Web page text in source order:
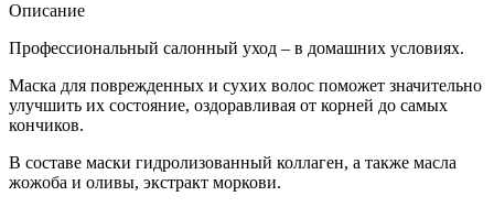
Описание
Профессиональный салонный уход – в домашних условиях.
Маска для поврежденных и сухих волос поможет значительно
улучшить их состояние, оздоравливая от корней до самых
кончиков.
В составе маски гидролизованный коллаген, а также масла
жожоба и оливы, экстракт моркови.